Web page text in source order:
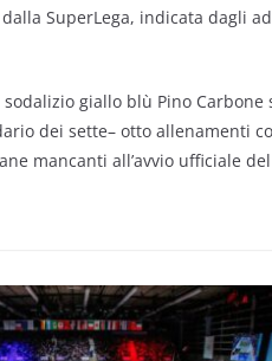
SuperLega, indicata dagli
giallo blù Pino
dei sette– otto allenamenti
mancanti all’avvio ufficiale